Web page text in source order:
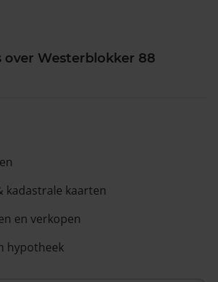
over Westerblokker 88
kadastrale kaarten
en verkopen
hypotheek